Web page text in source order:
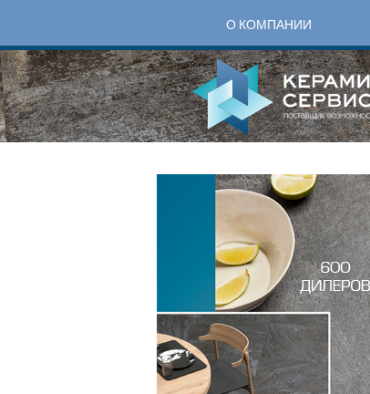
О КОМПАНИИ